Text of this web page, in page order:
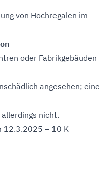
von Hochregalen im
oder Fabrikgebäuden
angesehen; eine
nicht.
12.3.2025 – 10 K